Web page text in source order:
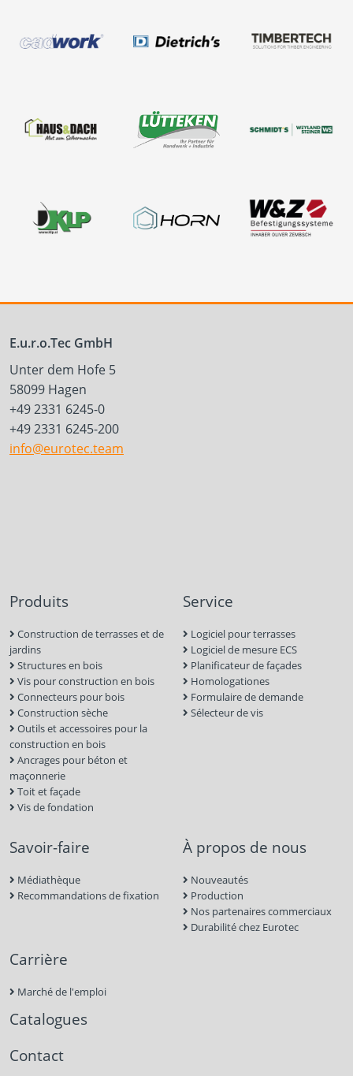
E.u.r.o.Tec GmbH
Unter dem Hofe 5
58099 Hagen
+49 2331 6245-0
+49 2331 6245-200
info@eurotec.team
Produits
Construction de terrasses et de
jardins
Structures en bois
Vis pour construction en bois
Connecteurs pour bois
Construction sèche
Outils et accessoires pour la
construction en bois
Ancrages pour béton et
maçonnerie
Toit et façade
Vis de fondation
Service
Logiciel pour terrasses
Logiciel de mesure ECS
Planificateur de façades
Homologationes
Formulaire de demande
Sélecteur de vis
Savoir-faire
Médiathèque
Recommandations de fixation
À propos de nous
Nouveautés
Production
Nos partenaires commerciaux
Durabilité chez Eurotec
Carrière
Marché de l'emploi
Catalogues
Contact